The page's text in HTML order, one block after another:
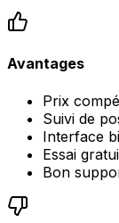
Avantages
Prix
Suivi de
Interface
Essai
Bon